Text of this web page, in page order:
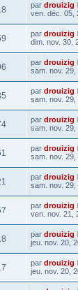
par drouizig
ven. déc. 05,
par drouizig
dim. nov. 30,
par drouizig
sam. nov. 29,
par drouizig
sam. nov. 29,
par drouizig
sam. nov. 29,
par drouizig
sam. nov. 29,
par drouizig
sam. nov. 29,
par drouizig
ven. nov. 21,
par drouizig
jeu. nov. 20,
par drouizig
jeu. nov. 20,